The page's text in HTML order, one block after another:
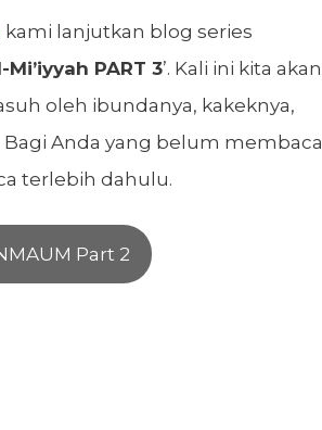
kami lanjutkan blog series
PART 3’. Kali ini kita akan
oleh ibundanya, kakeknya,
Anda yang belum membaca
terlebih dahulu.
Part 2